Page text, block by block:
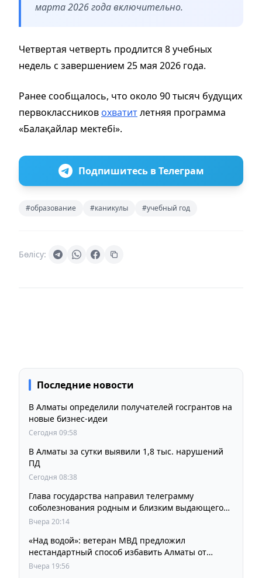
марта 2026 года включительно.
Четвертая четверть продлится 8 учебных
недель с завершением 25 мая 2026 года.
Ранее сообщалось, что около 90 тысяч будущих
первоклассников охватитлетняя программа
«Балақайлар мектебі».
Подпишитесь в Телеграм
#образование #каникулы #учебный год
Бөлісу:
Последние новости
В Алматы определили получателей госгрантов на
новые бизнес-идеи
Сегодня 09:58
В Алматы за сутки выявили 1,8 тыс. нарушений
ПД
Сегодня 08:38
Глава государства направил телеграмму
соболезнования родным и близким выдающегося
кинорежиссера Ардака Амиркулова
Вчера 20:14
«Над водой»: ветеран МВД предложил
нестандартный способ избавить Алматы от
пробок и смога
Вчера 19:56